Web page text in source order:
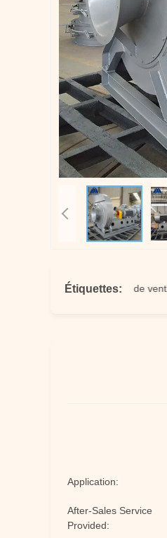
Étiquettes:
hautes températures de ventilateur
Application:
After-Sales Service
Provided: